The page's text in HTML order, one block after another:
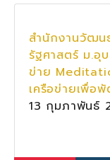
สำนักงานวัฒน
รัฐศาสตร์ ม.อุ
ข่าย
เครือข่ายเพื่อ
13 กุมภาพันธ์